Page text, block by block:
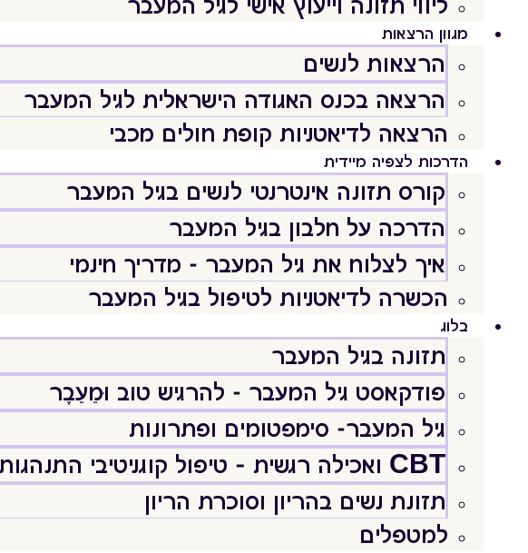
ליווי תזונה וייעוץ אישי לגיל המעבר
מגוון הרצאות
הרצאות לנשים
הרצאה בכנס האגודה הישראלית לגיל המעבר
הרצאה לדיאטניות קופת חולים מכבי
הדרכות לצפיה מיידית
קורס תזונה אינטרנטי לנשים בגיל המעבר
הדרכה על חלבון בגיל המעבר
איך לצלוח את גיל המעבר - מדריך חינמי
הכשרה לדיאטניות לטיפול בגיל המעבר
בלוג
תזונה בגיל המעבר
פודקאסט גיל המעבר - להרגיש טוב וּמֵעֵבֶר
גיל המעבר- סימפטומים ופתרונות
CBT ואכילה רגשית – טיפול קוגניטיבי התנהגותי
תזונת נשים בהריון וסוכרת הריון
למטפלים